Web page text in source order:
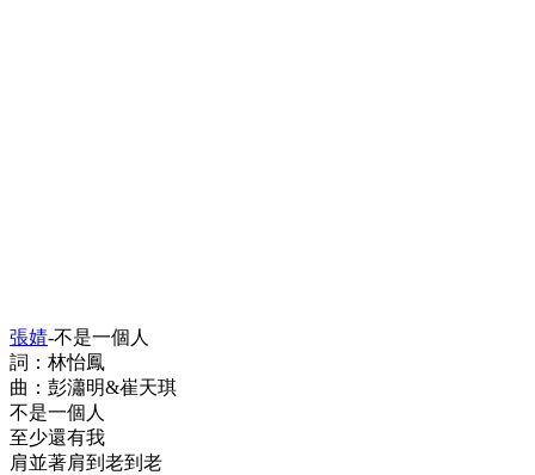
張婧-不是一個人
詞：林怡鳳
曲：彭瀟明&崔天琪
不是一個人
至少還有我
肩並著肩到老到老